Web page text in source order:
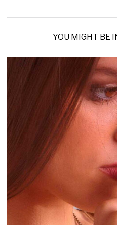
YOU MIGHT BE